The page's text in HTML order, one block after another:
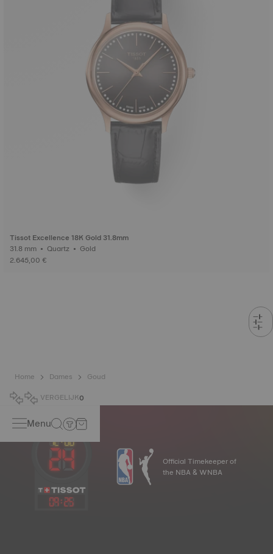
Tissot Excellence 18K Gold 31.8mm
31.8 mm • Quartz • Gold
2.645,00 €
Home Dames
Goud
VERGELIJK0
Menu
09:25
Official Timekeeper of
the NBA & WNBA